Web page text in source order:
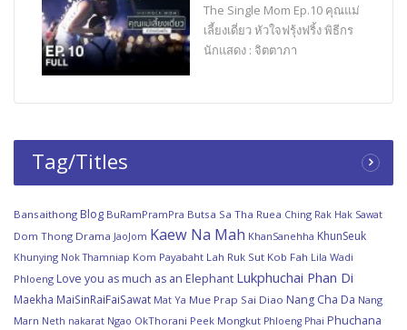
The Single Mom Ep.10 คุณแม่
เลี้ยงเดี่ยว หัวใจฟรุ้งฟริ้ง พิธีกร
นักแสดง : จิตตาภา
Tag/Titles
Bansaithong Blog BuRamPramPra Butsa Sa Tha Ruea Ching Rak Hak Sawat
Dom Thong Drama JaoJom Kaew Na Mah KhanSanehha KhunSeuk
Khunying Nok Thamniap Kom Payabaht Lah Ruk Sut Kob Fah Lila Wadi
Phloeng Love you as much as an Elephant Lukphuchai Phan Di
Maekha MaiSinRaiFaiSawat Mat Ya Mue Prap Sai Diao Nang Cha Da Nang
Marn Neth nakarat Ngao OkThorani Peek Mongkut Phloeng Phai Phuchana